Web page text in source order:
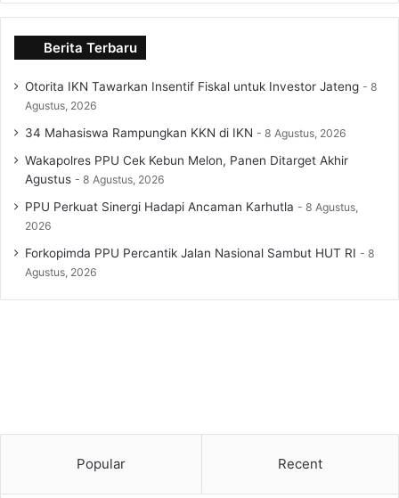
Berita Terbaru
Otorita IKN Tawarkan Insentif Fiskal untuk Investor Jateng
8
Agustus, 2026
34 Mahasiswa Rampungkan KKN di IKN 8 Agustus, 2026
Wakapolres PPU Cek Kebun Melon, Panen Ditarget Akhir
Agustus
8 Agustus, 2026
PPU Perkuat Sinergi Hadapi Ancaman Karhutla
8 Agustus,
2026
Forkopimda PPU Percantik Jalan Nasional Sambut HUT RI
8
Agustus, 2026
Popular Recent